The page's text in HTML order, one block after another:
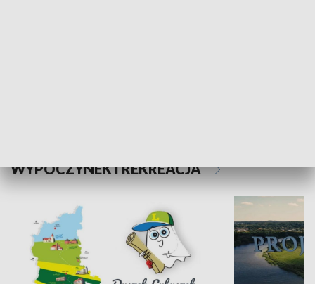
WYPOCZYNEK I REKREACJA